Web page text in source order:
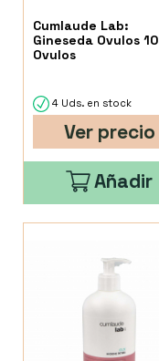
Cumlaude Lab:
Gineseda Ovulos 10
Ovulos
4 Uds. en stock
Ver precio
Añadir